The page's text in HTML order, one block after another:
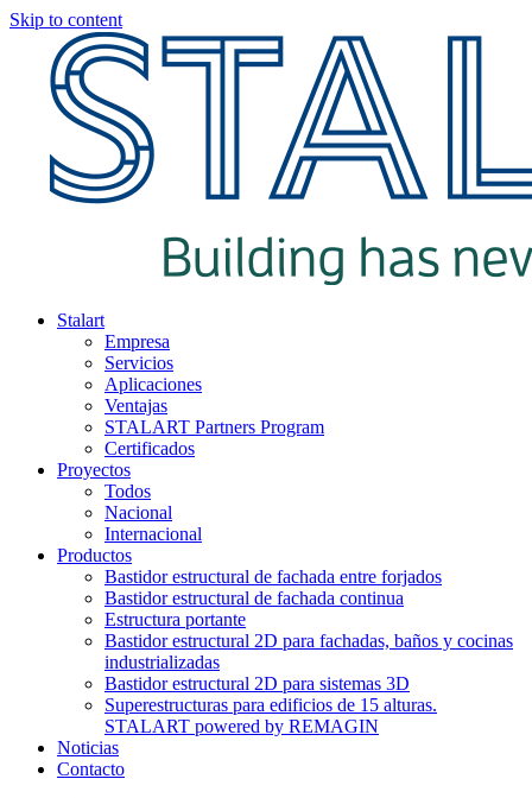
Skip to content
Stalart
Empresa
Servicios
Aplicaciones
Ventajas
STALART Partners Program
Certificados
Proyectos
Todos
Nacional
Internacional
Productos
Bastidor estructural de fachada entre forjados
Bastidor estructural de fachada continua
Estructura portante
Bastidor estructural 2D para fachadas, baños y cocinas
industrializadas
Bastidor estructural 2D para sistemas 3D
Superestructuras para edificios de 15 alturas.
STALART powered by REMAGIN
Noticias
Contacto